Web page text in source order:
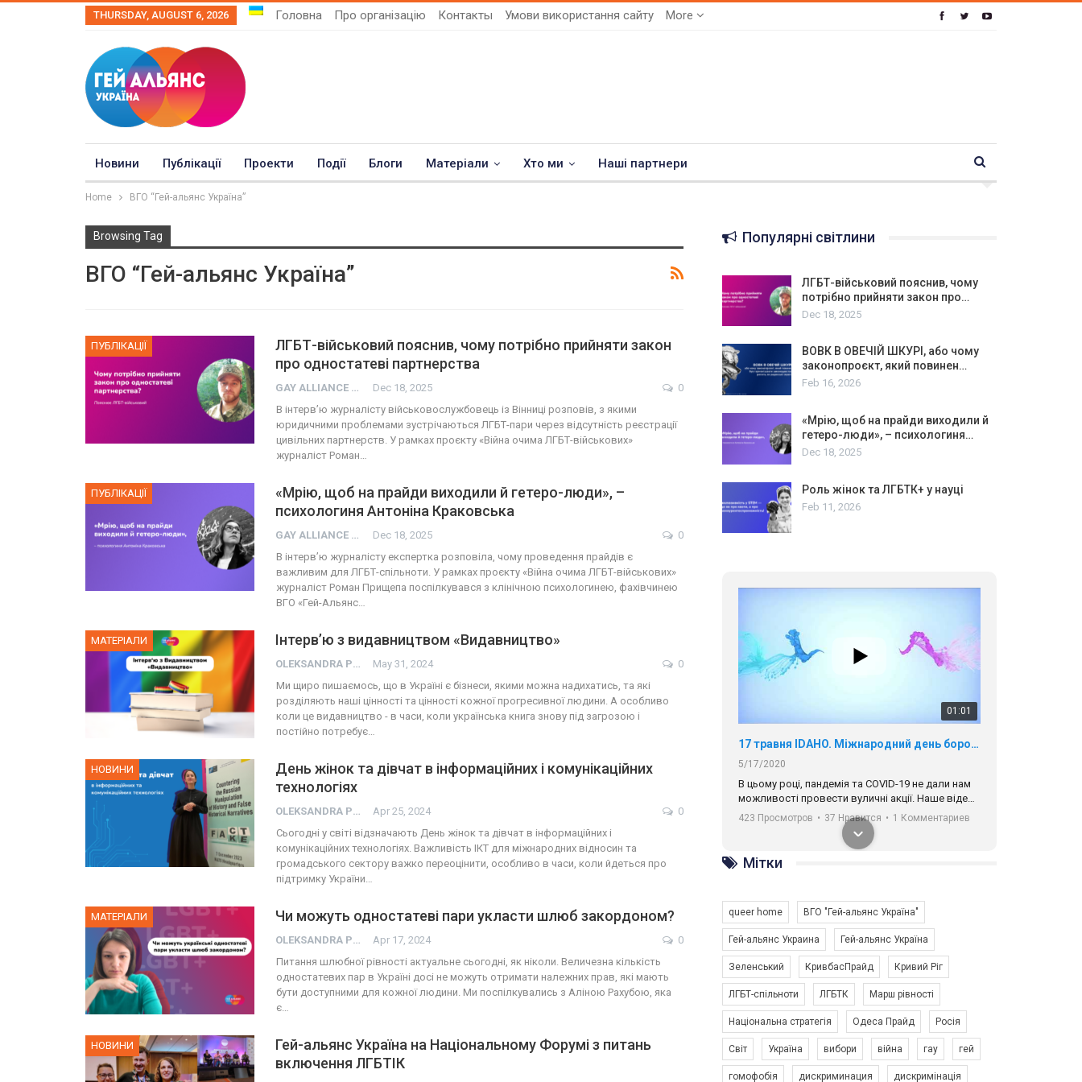
THURSDAY, AUGUST 6, 2026 Головна Про організацію Контакты Умови використання сайту More
Новини Публікації Проекти Події Блоги Матеріали Хто ми Наші партнери
Home ВГО “Гей-альянс Україна”
Browsing Tag
ВГО “Гей-альянс Україна”
ПУБЛІКАЦІЇ
ЛГБТ-військовий пояснив, чому потрібно прийняти закон
про одностатеві партнерства
GAY ALLIANCE UKRAINE Dec 18, 2025
0
В інтерв’ю журналісту військовослужбовець із Вінниці розповів, з якими
юридичними проблемами зустрічаються ЛГБТ-пари через відсутність реєстрації
цивільних партнерств. У рамках проєкту «Війна очима ЛГБТ-військових»
журналіст Роман…
ПУБЛІКАЦІЇ
«Мрію, щоб на прайди виходили й гетеро-люди», –
психологиня Антоніна Краковська
GAY ALLIANCE UKRAINE Dec 18, 2025
0
В інтерв’ю журналісту експертка розповіла, чому проведення прайдів є
важливим для ЛГБТ-спільноти. У рамках проєкту «Війна очима ЛГБТ-військових»
журналіст Роман Прищепа поспілкувався з клінічною психологинею, фахівчинею
ВГО «Гей-Альянс…
МАТЕРІАЛИ Інтерв’ю з видавництвом «Видавництво»
OLEKSANDRA PRESS May 31, 2024
0
Ми щиро пишаємось, що в Україні є бізнеси, якими можна надихатись, та які
розділяють наші цінності та цінності кожної прогресивної людини. А особливо
коли це видавництво - в часи, коли українська книга знову під загрозою і
постійно потребує…
НОВИНИ
День жінок та дівчат в інформаційних і комунікаційних
технологіях
OLEKSANDRA PRESS Apr 25, 2024
0
Сьогодні у світі відзначають День жінок та дівчат в інформаційних і
комунікаційних технологіях. Важливість ІКТ для міжнародних відносин та
громадського сектору важко переоцінити, особливо в часи, коли йдеться про
підтримку України…
МАТЕРІАЛИ Чи можуть одностатеві пари укласти шлюб закордоном?
OLEKSANDRA PRESS Apr 17, 2024
0
Питання шлюбної рівності актуальне сьогодні, як ніколи. Величезна кількість
одностатевих пар в Україні досі не можуть отримати належних прав, які мають
бути доступними для кожної людини. Ми поспілкувались з Аліною Рахубою, яка
є…
НОВИНИ
Гей-альянс Україна на Національному Форумі з питань
включення ЛГБТІК
Популярні світлини
ЛГБТ-військовий пояснив, чому
потрібно прийняти закон про…
Dec 18, 2025
ВОВК В ОВЕЧІЙ ШКУРІ, або чому
законопроєкт, який повинен…
Feb 16, 2026
«Мрію, щоб на прайди виходили й
гетеро-люди», – психологиня…
Dec 18, 2025
Роль жінок та ЛГБТК+ у науці
Feb 11, 2026
01:01
17 травня IDAHO. Міжнародний день боротьби з гомофобією трансфобією і біфобія.
5/17/2020
В цьому році, пандемія та COVІD-19 не дали нам
можливості провести вуличні акції. Наше відео-
звернення про те, що навіть коли ми у різних
містах та не можемо зустрінеться, ми разом. Ми
закликаємо всіх хто поділяє цінності рівності та
солідарності, приєднатися до нас. Регіональні
підрозділи ГАУ є в 16 областях України.
423 Просмотров • 37 Нравится • 1 Комментариев
6/30/2017
Емоційний та вражаючий промо-ролік на
конкурс PACT, який представляє програму "Гей-
Мітки
queer home ВГО "Гей-альянс Україна"
Гей-альянс Украина Гей-альянс Україна
Зеленський КривбасПрайд Кривий Ріг
ЛГБТ-спільноти ЛГБТК Марш рівності
Національна стратегія Одеса Прайд Росія
Світ Україна вибори війна гау гей
гомофобія дискриминация дискримінація